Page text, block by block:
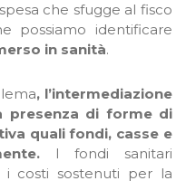
che sfugge al fisco
possiamo identificare
in sanità.
, l’intermediazione
presenza di forme di
quali fondi, casse e
I fondi sanitari
i costi sostenuti per la